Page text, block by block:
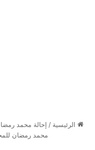
الرئيسية / إحالة محمد
محمد رمضان